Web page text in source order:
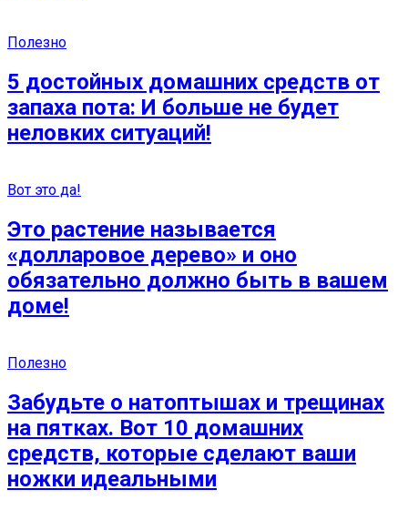
Полезно
5 достойных домашних средств от
запаха пота: И больше не будет
неловких ситуаций!
Вот это да!
Это растение называется
«долларовое дерево» и оно
обязательно должно быть в вашем
доме!
Полезно
Забудьте о натоптышах и трещинах
на пятках. Вот 10 домашних
средств, которые сделают ваши
ножки идеальными